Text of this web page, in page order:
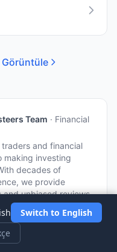
Team · Financial
and financial
making investing
decades of
we provide
unbiased reviews.
Switch to English